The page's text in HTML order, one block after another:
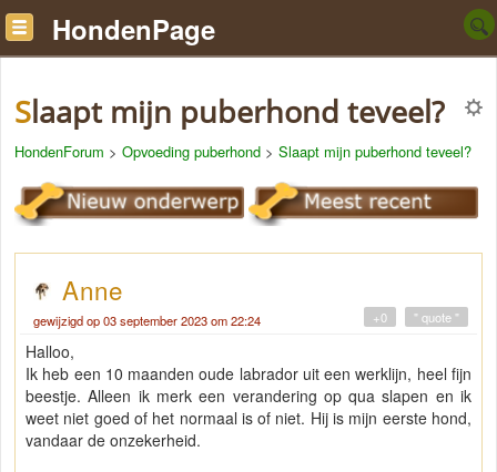
HondenPage
Slaapt mijn puberhond teveel?
HondenForum > Opvoeding puberhond > Slaapt mijn puberhond teveel?
Anne
gewijzigd op 03 september 2023 om 22:24 " quote "
+0
Halloo,
Ik heb een 10 maanden oude labrador uit een werklijn, heel fijn
beestje. Alleen ik merk een verandering op qua slapen en ik
weet niet goed of het normaal is of niet. Hij is mijn eerste hond,
vandaar de onzekerheid.